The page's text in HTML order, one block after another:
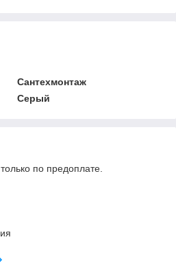
Сантехмонтаж
Серый
по предоплате.